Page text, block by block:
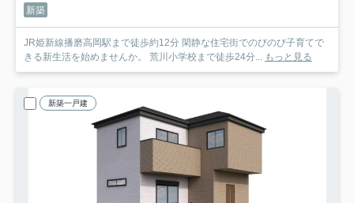
新築
JR姫新線播磨高岡駅まで徒歩約12分 閑静な住宅街でのびのび子育てで
きる新生活を始めませんか。 荒川小学校まで徒歩24分... もっと見る
新築一戸建